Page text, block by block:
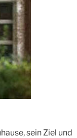
sein Ziel und